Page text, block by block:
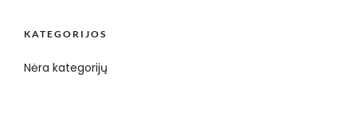
KATEGORIJOS
Nėra kategorijų